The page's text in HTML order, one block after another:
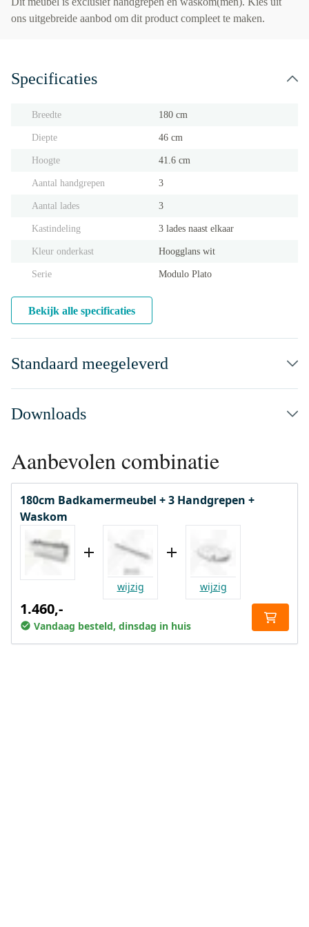
ons uitgebreide aanbod om dit product compleet te maken.
Specificaties
Breedte 180 cm
Diepte 46 cm
Hoogte 41.6 cm
Aantal handgrepen 3
Aantal lades 3
Kastindeling 3 lades naast elkaar
Kleur onderkast Hoogglans wit
Serie Modulo Plato
Bekijk alle specificaties
Standaard meegeleverd
Downloads
Aanbevolen combinatie
180cm Badkamermeubel + 3 Handgrepen +
Waskom
wijzig wijzig
1.460,-
Vandaag besteld, dinsdag in huis